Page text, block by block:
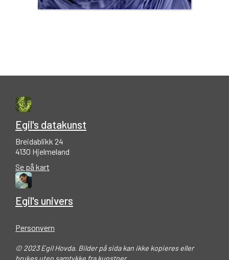
Egil's datakunst
Breidablikk 24
4130 Hjelmeland
Se på kart
Egil's univers
Personvern
© 2023 Egil Hovda. Bilder på sida kan ikke kopieres eller